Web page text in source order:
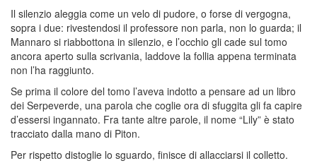
Il silenzio aleggia come un velo di pudore, o forse di vergogna,
sopra i due: rivestendosi il professore non parla, non lo guarda; il
Mannaro si riabbottona in silenzio, e l’occhio gli cade sul tomo
ancora aperto sulla scrivania, laddove la follia appena terminata
non l’ha raggiunto.
Se prima il colore del tomo l’aveva indotto a pensare ad un libro
dei Serpeverde, una parola che coglie ora di sfuggita gli fa capire
d’essersi ingannato. Fra tante altre parole, il nome “Lily” è stato
tracciato dalla mano di Piton.
Per rispetto distoglie lo sguardo, finisce di allacciarsi il colletto.